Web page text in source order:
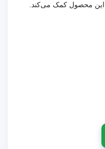
این محصول کمک می‌کند.